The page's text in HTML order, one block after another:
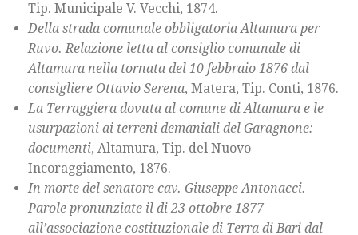
Tip. Municipale V. Vecchi, 1874.
Della strada comunale obbligatoria Altamura per
Ruvo. Relazione letta al consiglio comunale di
Altamura nella tornata del 10 febbraio 1876 dal
consigliere Ottavio Serena, Matera, Tip. Conti, 1876.
La Terraggiera dovuta al comune di Altamura e le
usurpazioni ai terreni demaniali del Garagnone:
documenti, Altamura, Tip. del Nuovo
Incoraggiamento, 1876.
In morte del senatore cav. Giuseppe Antonacci.
Parole pronunziate il di 23 ottobre 1877
all’associazione costituzionale di Terra di Bari dal